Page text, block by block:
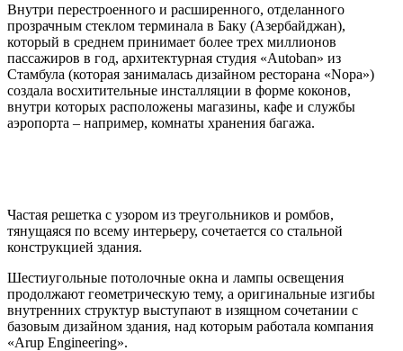
Внутри перестроенного и расширенного, отделанного
прозрачным стеклом терминала в Баку (Азербайджан),
который в среднем принимает более трех миллионов
пассажиров в год, архитектурная студия «Autoban» из
Стамбула (которая занималась дизайном ресторана «Nopa»)
создала восхитительные инсталляции в форме коконов,
внутри которых расположены магазины, кафе и службы
аэропорта – например, комнаты хранения багажа.
Частая решетка с узором из треугольников и ромбов,
тянущаяся по всему интерьеру, сочетается со стальной
конструкцией здания.
Шестиугольные потолочные окна и лампы освещения
продолжают геометрическую тему, а оригинальные изгибы
внутренних структур выступают в изящном сочетании с
базовым дизайном здания, над которым работала компания
«Arup Engineering».